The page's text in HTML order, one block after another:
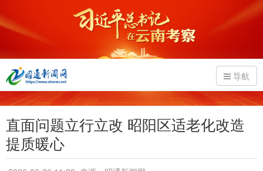
导航
直面问题立行立改 昭阳区适老化改造
提质暖心